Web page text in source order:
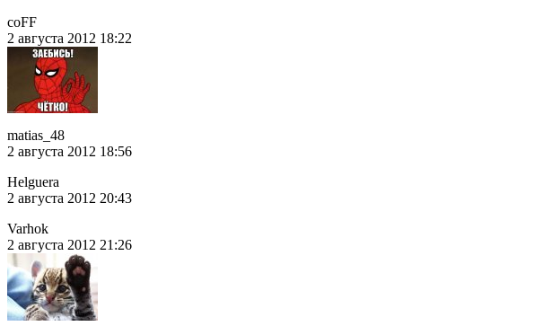
coFF
2 августа 2012 18:22
matias_48
2 августа 2012 18:56
Helguera
2 августа 2012 20:43
Varhok
2 августа 2012 21:26